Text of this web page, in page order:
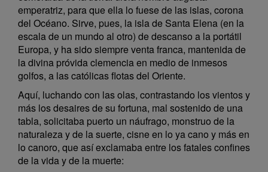
emperatriz, para que ella lo fuese de las islas, corona
del Océano. Sirve, pues, la isla de Santa Elena (en la
escala de un mundo al otro) de descanso a la portátil
Europa, y ha sido siempre venta franca, mantenida de
la divina próvida clemencia en medio de inmesos
golfos, a las católicas flotas del Oriente.
Aquí, luchando con las olas, contrastando los vientos y
más los desaires de su fortuna, mal sostenido de una
tabla, solicitaba puerto un náufrago, monstruo de la
naturaleza y de la suerte, cisne en lo ya cano y más en
lo canoro, que así exclamaba entre los fatales confines
de la vida y de la muerte: